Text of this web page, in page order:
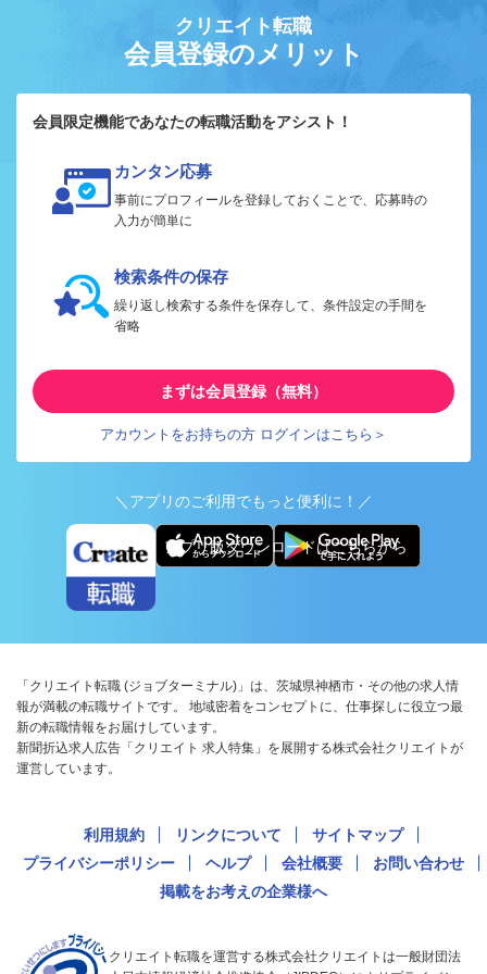
クリエイト転職
会員登録のメリット
会員限定機能であなたの転職活動をアシスト！
カンタン応募
事前にプロフィールを登録しておくことで、応募時の
入力が簡単に
検索条件の保存
繰り返し検索する条件を保存して、条件設定の手間を
省略
まずは会員登録（無料）
アカウントをお持ちの方 ログインはこちら＞
＼アプリのご利用でもっと便利に！／
アプリ版ダウンロードはこちらから
「クリエイト転職 (ジョブターミナル)」は、茨城県神栖市・その他の求人情
報が満載の転職サイトです。 地域密着をコンセプトに、仕事探しに役立つ最
新の転職情報をお届けしています。
新聞折込求人広告「クリエイト 求人特集」を展開する株式会社クリエイトが
運営しています。
利用規約 リンクについて
サイトマップ
プライバシーポリシー
ヘルプ 会社概要
お問い合わせ
掲載をお考えの企業様へ
クリエイト転職を運営する株式会社クリエイトは一般財団法